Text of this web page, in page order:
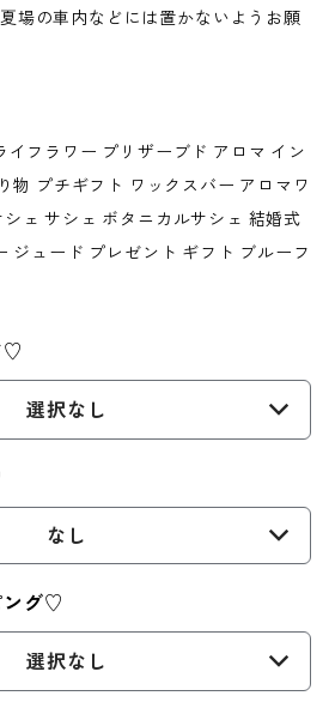
場の車内などには置かないようお願
イフラワー プリザーブド アロマ イン
物 プチギフト ワックスバー アロマワ
ェ サシェ ボタニカルサシェ 結婚式
ジュード プレゼント ギフト ブルーフ
♡
選択なし
なし
ング♡
選択なし